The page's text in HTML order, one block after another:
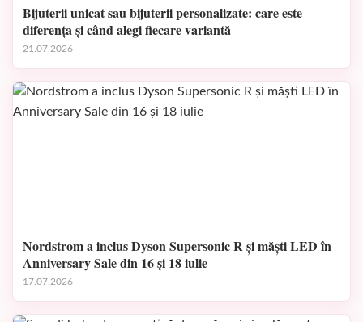
Bijuterii unicat sau bijuterii personalizate: care este
diferența și când alegi fiecare variantă
21.07.2026
Nordstrom a inclus Dyson Supersonic R și măști LED în
Anniversary Sale din 16 și 18 iulie
17.07.2026